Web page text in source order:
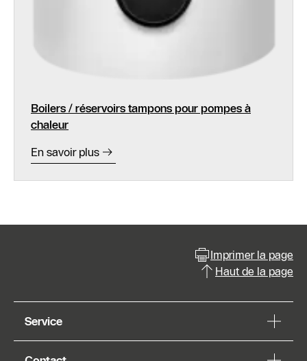
Boilers / réservoirs tampons pour pompes à
chaleur
En savoir plus
Imprimer la page
Haut de la page
Service